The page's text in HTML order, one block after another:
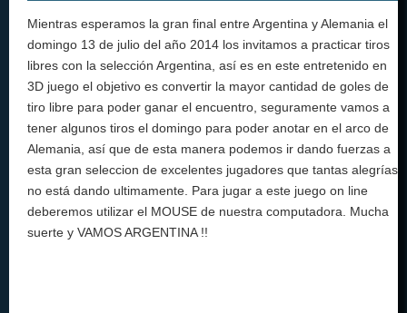
Mientras esperamos la gran final entre Argentina y Alemania el
domingo 13 de julio del año 2014 los invitamos a practicar tiros
libres con la selección Argentina, así es en este entretenido en
3D juego el objetivo es convertir la mayor cantidad de goles de
tiro libre para poder ganar el encuentro, seguramente vamos a
tener algunos tiros el domingo para poder anotar en el arco de
Alemania, así que de esta manera podemos ir dando fuerzas a
esta gran seleccion de excelentes jugadores que tantas alegrías
no está dando ultimamente. Para jugar a este juego on line
deberemos utilizar el MOUSE de nuestra computadora. Mucha
suerte y VAMOS ARGENTINA !!